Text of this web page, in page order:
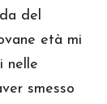
del
età mi
nelle
smesso